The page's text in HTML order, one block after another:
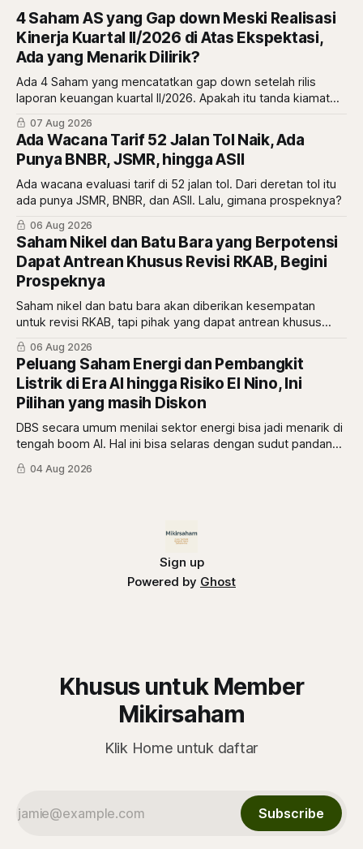
4 Saham AS yang Gap down Meski Realisasi
Kinerja Kuartal II/2026 di Atas Ekspektasi,
Ada yang Menarik Dilirik?
Ada 4 Saham yang mencatatkan gap down setelah rilis
laporan keuangan kuartal II/2026. Apakah itu tanda kiamat
atau malah tanda diskon? simak ulasannya di sini.
07 Aug 2026
Ada Wacana Tarif 52 Jalan Tol Naik, Ada
Punya BNBR, JSMR, hingga ASII
Ada wacana evaluasi tarif di 52 jalan tol. Dari deretan tol itu
ada punya JSMR, BNBR, dan ASII. Lalu, gimana prospeknya?
06 Aug 2026
Saham Nikel dan Batu Bara yang Berpotensi
Dapat Antrean Khusus Revisi RKAB, Begini
Prospeknya
Saham nikel dan batu bara akan diberikan kesempatan
untuk revisi RKAB, tapi pihak yang dapat antrean khusus
adalah pemberi rasio royalti terbesar. Siapa saja mereka?
06 Aug 2026
Peluang Saham Energi dan Pembangkit
Listrik di Era AI hingga Risiko El Nino, Ini
Pilihan yang masih Diskon
DBS secara umum menilai sektor energi bisa jadi menarik di
tengah boom AI. Hal ini bisa selaras dengan sudut pandang
berbeda dari Mikirduit yang mana sektor energi bisa
menarik karena faktor El Nino. Begini analisisnya
04 Aug 2026
Sign up
Powered by Ghost
Khusus untuk Member
Mikirsaham
Klik Home untuk daftar
Subscribe